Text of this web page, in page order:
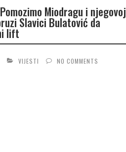
Miodragu i njegovoj
Slavici Bulatović da
lift
VIJESTI NO COMMENTS